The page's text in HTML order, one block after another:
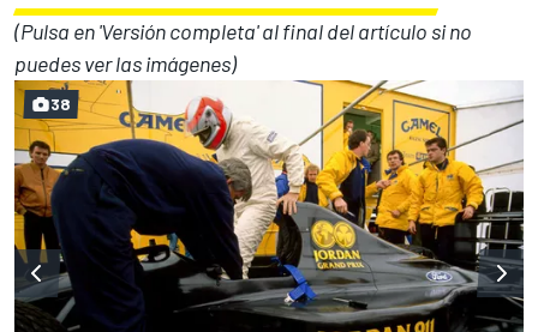
(Pulsa en 'Versión completa' al final del artículo si no
puedes ver las imágenes)
38